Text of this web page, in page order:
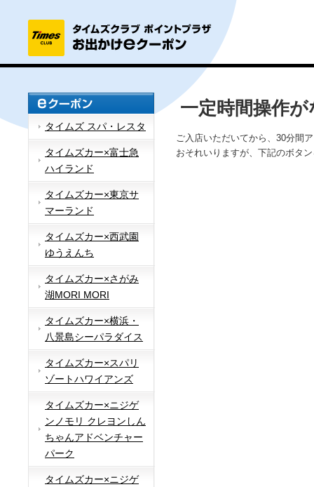
タイムズ スパ・レスタ
タイムズカー×富士急
ハイランド
タイムズカー×東京サ
マーランド
タイムズカー×西武園
ゆうえんち
タイムズカー×さがみ
湖MORI MORI
タイムズカー×横浜・
八景島シーパラダイス
タイムズカー×スパリ
ゾートハワイアンズ
タイムズカー×ニジゲ
ンノモリ クレヨンしん
ちゃんアドベンチャー
パーク
タイムズカー×ニジゲ
一定時間操作
ご入店いただいてから、30分間
おそれいりますが、下記のボタ